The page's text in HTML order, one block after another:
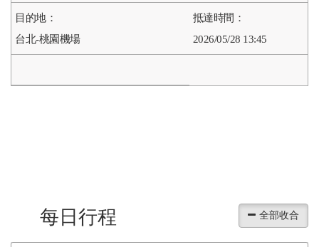
台北-桃園機場 2026/05/28 13:45
每日行程